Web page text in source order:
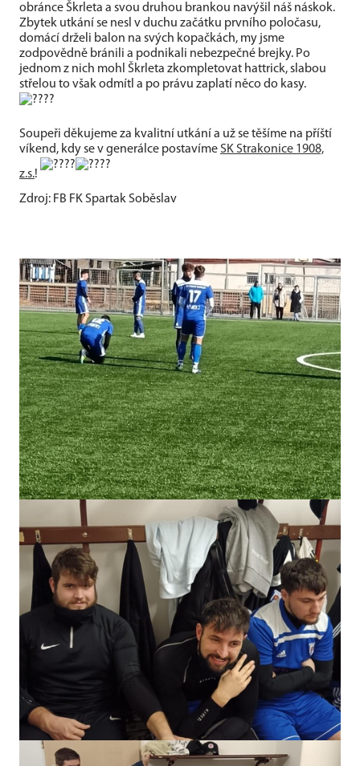
obránce Škrleta a svou druhou brankou navýšil náš náskok.
Zbytek utkání se nesl v duchu začátku prvního poločasu,
domácí drželi balon na svých kopačkách, my jsme
zodpovědně bránili a podnikali nebezpečné brejky. Po
jednom z nich mohl Škrleta zkompletovat hattrick, slabou
střelou to však odmítl a po právu zaplatí něco do kasy.
Soupeři děkujeme za kvalitní utkání a už se těšíme na příští
víkend, kdy se v generálce postavíme SK Strakonice 1908,
z.s.!
Zdroj: FB FK Spartak Soběslav